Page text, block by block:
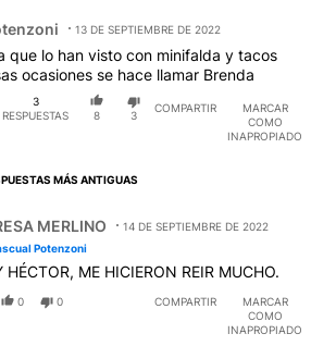
Potenzoni.
13 DE SEPTIEMBRE DE 2022
que lo han visto con minifalda y tacos
ocasiones se hace llamar Brenda
3
RESPUESTAS
8 3
COMPARTIR
MARCAR
COMO
INAPROPIADO
antiguasMÁS ANTIGUAS
MERLINO
14 DE SEPTIEMBRE DE 2022
Potenzoni
HÉCTOR, ME HICIERON REIR MUCHO.
0 0 COMPARTIR
MARCAR
COMO
INAPROPIADO